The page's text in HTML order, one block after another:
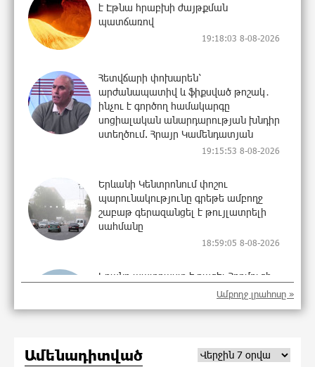
է Էթնա հրաբխի ժայթքման
պատճառով
19:18:03 8-08-2026
Հետվճարի փոխարեն՝
արժանապատիվ և ֆիքսված թոշակ․
ինչու է գործող համակարգը
սոցիալական անարդարության խնդիր
ստեղծում. Հրայր Կամենդատյան
19:15:53 8-08-2026
Երևանի Կենտրոնում փոշու
պարունակությունը գրեթե ամբողջ
շաբաթ գերազանցել է թույլատրելի
սահմանը
18:59:05 8-08-2026
Իրանը պատրաստ է բացել Հորմուզի
նեղուցը, եթե ԱՄՆ-ն ընդունի
Երևանում անցկացվել է
Ամբողջ լրահոսը »
Ամենադիտված